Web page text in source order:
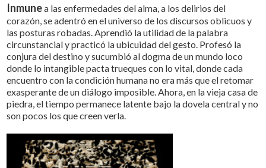
Inmunea las enfermedades del alma, a los delirios del
corazón, se adentró en el universo de los discursos oblicuos y
las posturas robadas. Aprendió la utilidad de la palabra
circunstancial y practicó la ubicuidad del gesto. Profesó la
conjura del destino y sucumbió al dogma de un mundo loco
donde lo intangible pacta trueques con lo vital, donde cada
encuentro con la condición humana no era más que el retomar
exasperante de un diálogo imposible. Ahora, en la vieja casa de
piedra, el tiempo permanece latente bajo la dovela central y no
son pocos los que creen verla.